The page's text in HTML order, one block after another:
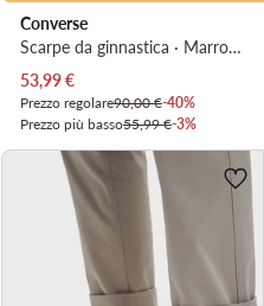
Converse
Scarpe da ginnastica · Marrone
Prezzo attuale
53,99€
Prezzo regolare90,00 €-40%
Prezzo più basso55,99 €-3%